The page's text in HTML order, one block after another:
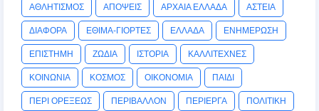
ΑΘΛΗΤΙΣΜΟΣ ΑΠΟΨΕΙΣ ΑΡΧΑΙΑ ΕΛΛΑΔΑ ΑΣΤΕΙΑ
ΔΙΑΦΟΡΑ ΕΘΙΜΑ-ΓΙΟΡΤΕΣ ΕΛΛΑΔΑ ΕΝΗΜΕΡΩΣΗ
ΕΠΙΣΤΗΜΗ ΖΩΔΙΑ ΙΣΤΟΡΙΑ ΚΑΛΛΙΤΕΧΝΕΣ
ΚΟΙΝΩΝΙΑ ΚΟΣΜΟΣ ΟΙΚΟΝΟΜΙΑ ΠΑΙΔΙ
ΠΕΡΙ ΟΡΕΞΕΩΣ ΠΕΡΙΒΑΛΛΟΝ ΠΕΡΙΕΡΓΑ ΠΟΛΙΤΙΚΗ